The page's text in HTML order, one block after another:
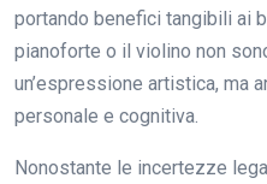
portando benefici tangibili ai
pianoforte o il violino non
un’espressione artistica, ma
personale e cognitiva.
Nonostante le incertezze